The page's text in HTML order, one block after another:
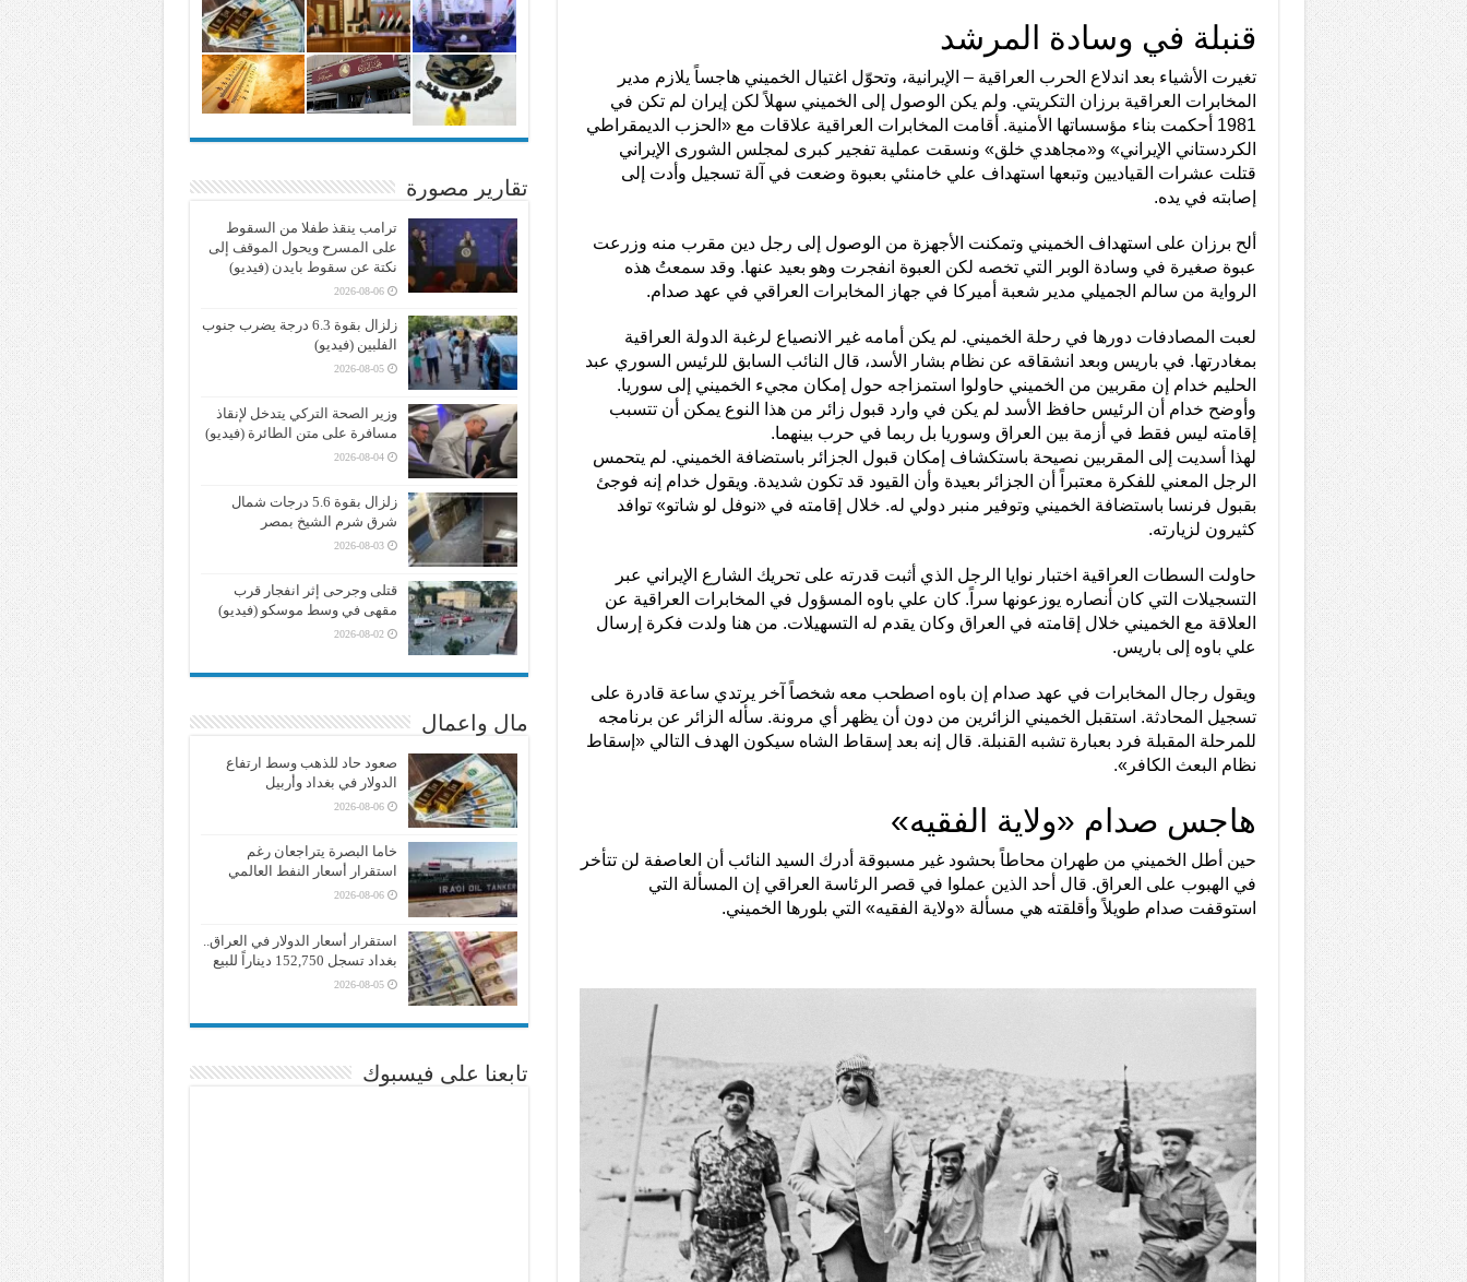
قنبلة في وسادة المرشد
تغيرت الأشياء بعد اندلاع الحرب العراقية – الإيرانية، وتحوّل اغتيال الخميني هاجساً يلازم مدير
المخابرات العراقية برزان التكريتي. ولم يكن الوصول إلى الخميني سهلاً لكن إيران لم تكن في
1981 أحكمت بناء مؤسساتها الأمنية. أقامت المخابرات العراقية علاقات مع «الحزب الديمقراطي
الكردستاني الإيراني» و«مجاهدي خلق» ونسقت عملية تفجير كبرى لمجلس الشورى الإيراني
قتلت عشرات القياديين وتبعها استهداف علي خامنئي بعبوة وضعت في آلة تسجيل وأدت إلى
إصابته في يده.
ألح برزان على استهداف الخميني وتمكنت الأجهزة من الوصول إلى رجل دين مقرب منه وزرعت
عبوة صغيرة في وسادة الوبر التي تخصه لكن العبوة انفجرت وهو بعيد عنها. وقد سمعتُ هذه
الرواية من سالم الجميلي مدير شعبة أميركا في جهاز المخابرات العراقي في عهد صدام.
لعبت المصادفات دورها في رحلة الخميني. لم يكن أمامه غير الانصياع لرغبة الدولة العراقية
بمغادرتها. في باريس وبعد انشقاقه عن نظام بشار الأسد، قال النائب السابق للرئيس السوري عبد
الحليم خدام إن مقربين من الخميني حاولوا استمزاجه حول إمكان مجيء الخميني إلى سوريا.
وأوضح خدام أن الرئيس حافظ الأسد لم يكن في وارد قبول زائر من هذا النوع يمكن أن تتسبب
إقامته ليس فقط في أزمة بين العراق وسوريا بل ربما في حرب بينهما.
لهذا أسديت إلى المقربين نصيحة باستكشاف إمكان قبول الجزائر باستضافة الخميني. لم يتحمس
الرجل المعني للفكرة معتبراً أن الجزائر بعيدة وأن القيود قد تكون شديدة. ويقول خدام إنه فوجئ
بقبول فرنسا باستضافة الخميني وتوفير منبر دولي له. خلال إقامته في «نوفل لو شاتو» توافد
كثيرون لزيارته.
حاولت السطات العراقية اختبار نوايا الرجل الذي أثبت قدرته على تحريك الشارع الإيراني عبر
التسجيلات التي كان أنصاره يوزعونها سراً. كان علي باوه المسؤول في المخابرات العراقية عن
العلاقة مع الخميني خلال إقامته في العراق وكان يقدم له التسهيلات. من هنا ولدت فكرة إرسال
علي باوه إلى باريس.
ويقول رجال المخابرات في عهد صدام إن باوه اصطحب معه شخصاً آخر يرتدي ساعة قادرة على
تسجيل المحادثة. استقبل الخميني الزائرين من دون أن يظهر أي مرونة. سأله الزائر عن برنامجه
للمرحلة المقبلة فرد بعبارة تشبه القنبلة. قال إنه بعد إسقاط الشاه سيكون الهدف التالي «إسقاط
نظام البعث الكافر».
هاجس صدام «ولاية الفقيه»
حين أطل الخميني من طهران محاطاً بحشود غير مسبوقة أدرك السيد النائب أن العاصفة لن تتأخر
في الهبوب على العراق. قال أحد الذين عملوا في قصر الرئاسة العراقي إن المسألة التي
استوقفت صدام طويلاً وأقلقته هي مسألة «ولاية الفقيه» التي بلورها الخميني.
تقارير مصورة
ترامب ينقذ طفلا من السقوط
على المسرح ويحول الموقف إلى
نكتة عن سقوط بايدن (فيديو)
2026-08-06
زلزال بقوة 6.3 درجة يضرب جنوب
الفلبين (فيديو)
2026-08-05
وزير الصحة التركي يتدخل لإنقاذ
مسافرة على متن الطائرة (فيديو)
2026-08-04
زلزال بقوة 5.6 درجات شمال
شرق شرم الشيخ بمصر
2026-08-03
قتلى وجرحى إثر انفجار قرب
مقهى في وسط موسكو (فيديو)
2026-08-02
مال واعمال
صعود حاد للذهب وسط ارتفاع
الدولار في بغداد وأربيل
2026-08-06
خاما البصرة يتراجعان رغم
استقرار أسعار النفط العالمي
2026-08-06
استقرار أسعار الدولار في العراق..
بغداد تسجل 152,750 ديناراً للبيع
2026-08-05
تابعنا على فيسبوك